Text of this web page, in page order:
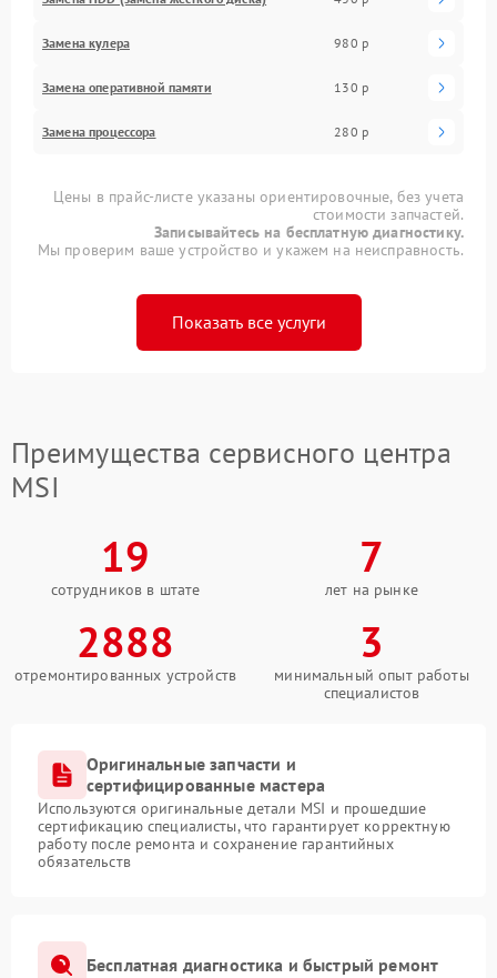
Замена кулера 980 р
Замена оперативной памяти 130 р
Замена процессора 280 р
Цены в прайс-листе указаны ориентировочные, без учета
стоимости запчастей.
Записывайтесь на бесплатную диагностику.
Мы проверим ваше устройство и укажем на неисправность.
Показать все услуги
Преимущества сервисного центра
MSI
19
сотрудников в штате
7
лет на рынке
2888
отремонтированных устройств
3
минимальный опыт работы
специалистов
Оригинальные запчасти и
сертифицированные мастера
Используются оригинальные детали MSI и прошедшие
сертификацию специалисты, что гарантирует корректную
работу после ремонта и сохранение гарантийных
обязательств
Бесплатная диагностика и быстрый ремонт